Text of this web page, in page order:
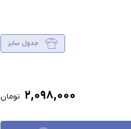
جدول سایز
۲,۰۹۸,۰۰۰ تومان